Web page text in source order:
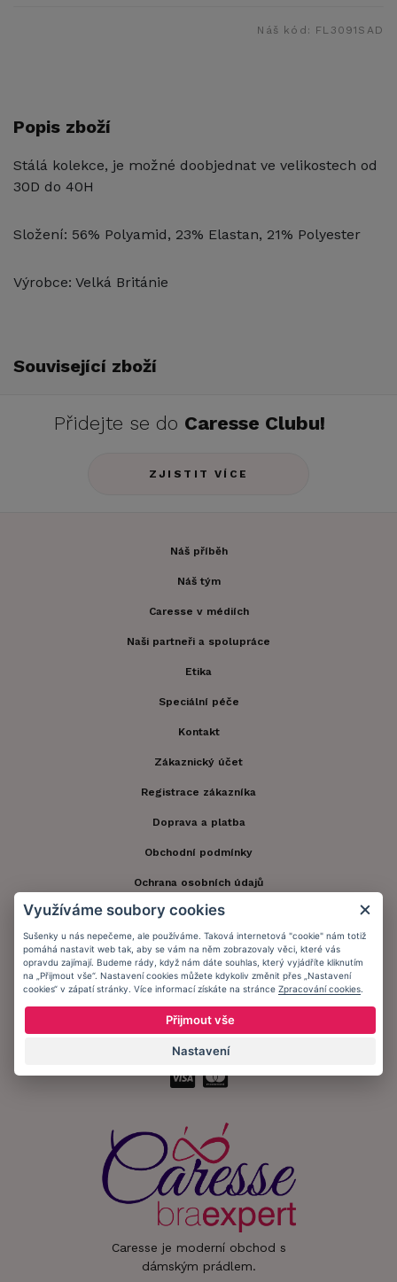
Náš kód: FL3091SAD
Popis zboží
Stálá kolekce, je možné doobjednat ve velikostech od
30D do 40H
Složení: 56% Polyamid, 23% Elastan, 21% Polyester
Výrobce: Velká Británie
Související zboží
Přidejte se do Caresse Clubu!
ZJISTIT VÍCE
Caresse je moderní obchod s
dámským prádlem.
Náš příběh
Náš tým
Caresse v médiích
Naši partneři a spolupráce
Etika
Speciální péče
Kontakt
Zákaznický účet
Registrace zákazníka
Doprava a platba
Obchodní podmínky
Ochrana osobních údajů
Informační memorandum
Zůstaňte s námi v kontaktu.
Přijímáme platby:
Využíváme soubory cookies
Sušenky u nás nepečeme, ale používáme. Taková internetová "cookie" nám totiž
pomáhá nastavit web tak, aby se vám na něm zobrazovaly věci, které vás
opravdu zajímají. Budeme rády, když nám dáte souhlas, který vyjádříte kliknutím
na „Přijmout vše“. Nastavení cookies můžete kdykoliv změnit přes „Nastavení
cookies“ v zápatí stránky. Více informací získáte na stránce Zpracování cookies
Přijmout vše
Nastavení